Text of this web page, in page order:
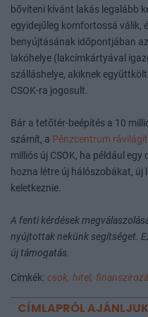
bővíteni kívánt lakás legalább
egyidejűleg komfortossá válik,
benyújtásának időpontjában
lakóhelye (lakcímkártyával
szálláshelye, akiknek
CSOK-ra jogosult.
Bár a tetőtér-beépítés a 10
számít, a Pénzcentrum
milliós új CSOK, ha például
hozna létre új hálószobákat, új
keletkeznie.
A fenti kérdések
nyújtottak nekünk segítséget.
új támogatás.
Címkék: csok, hitel,
CÍMLAPRÓL AJÁNLJUK